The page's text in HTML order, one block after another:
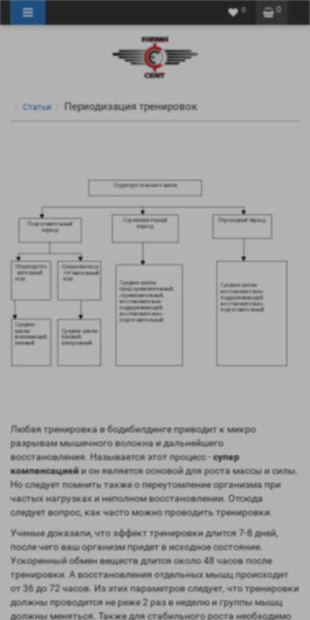
0
0
Статьи Периодизация тренировок
Любая тренировка в бодибилдинге приводит к микро
разрывам мышечного волокна и дальнейшего
восстановления. Называется этот процесс -супер
компенсациейи он является основой для роста массы и силы.
Но следует помнить также о переутомление организма при
частых нагрузках и неполном восстановлении. Отсюда
следует вопрос, как часто можно проводить тренировки.
Ученые доказали, что эффект тренировки длится 7-8 дней,
после чего ваш организм придет в исходное состояние.
Ускоренный обмен веществ длится около 48 часов после
тренировки. А восстановления отдельных мышц происходит
от 36 до 72 часов. Из этих параметров следует, что тренировки
должны проводится не реже 2 раз в неделю и группы мышц
должны меняться. Также для стабильного роста необходимо